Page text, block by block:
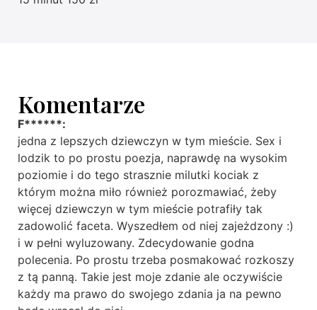
Komentarze
F******:
jedna z lepszych dziewczyn w tym mieście. Sex i
lodzik to po prostu poezja, naprawdę na wysokim
poziomie i do tego strasznie milutki kociak z
którym można miło również porozmawiać, żeby
więcej dziewczyn w tym mieście potrafiły tak
zadowolić faceta. Wyszedłem od niej zajeżdzony :)
i w pełni wyluzowany. Zdecydowanie godna
polecenia. Po prostu trzeba posmakować rozkoszy
z tą panną. Takie jest moje zdanie ale oczywiście
każdy ma prawo do swojego zdania ja na pewno